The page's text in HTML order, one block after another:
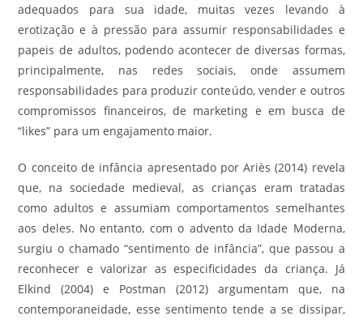
adequados para sua idade, muitas vezes levando à
erotização e à pressão para assumir responsabilidades e
papeis de adultos, podendo acontecer de diversas formas,
principalmente, nas redes sociais, onde assumem
responsabilidades para produzir conteúdo, vender e outros
compromissos financeiros, de marketing e em busca de
“likes” para um engajamento maior.
O conceito de infância apresentado por Ariès (2014) revela
que, na sociedade medieval, as crianças eram tratadas
como adultos e assumiam comportamentos semelhantes
aos deles. No entanto, com o advento da Idade Moderna,
surgiu o chamado “sentimento de infância”, que passou a
reconhecer e valorizar as especificidades da criança. Já
Elkind (2004) e Postman (2012) argumentam que, na
contemporaneidade, esse sentimento tende a se dissipar,